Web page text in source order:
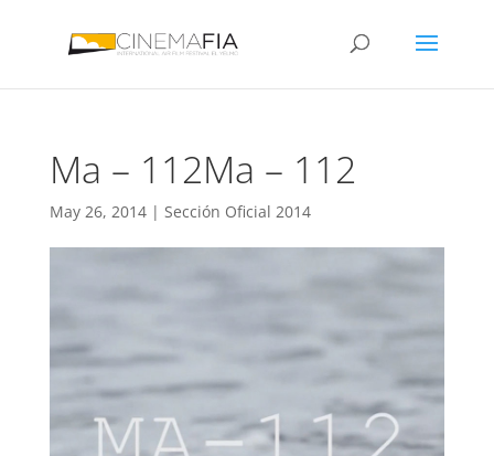
Ma – 112Ma – 112
May 26, 2014| Sección Oficial 2014